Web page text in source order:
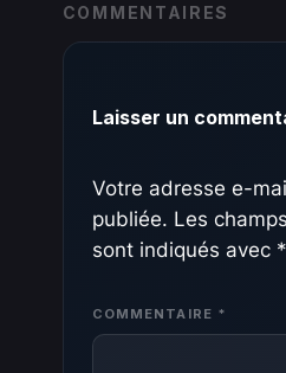
COMMENTAIRES
Laisser un
Votre adresse e-
publiée. Les
sont indiqués avec *
COMMENTAIRE *